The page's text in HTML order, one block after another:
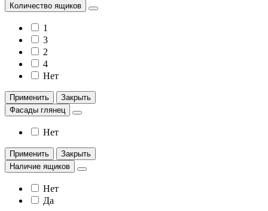
Количество ящиков
1
3
2
4
Нет
Применить
Закрыть
Фасады глянец
Нет
Применить
Закрыть
Наличие ящиков
Нет
Да